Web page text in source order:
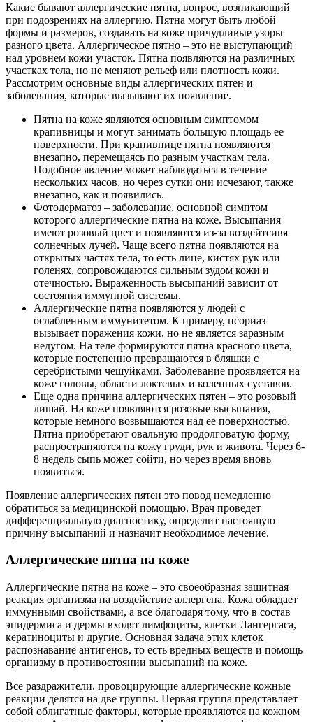
Какие бывают аллергические пятна, вопрос, возникающий
при подозрениях на аллергию. Пятна могут быть любой
формы и размеров, создавать на коже причудливые узоры
разного цвета. Аллергическое пятно – это не выступающий
над уровнем кожи участок. Пятна появляются на различных
участках тела, но не меняют рельеф или плотность кожи.
Рассмотрим основные виды аллергических пятен и
заболевания, которые вызывают их появление.
Пятна на коже являются основным симптомом
крапивницы и могут занимать большую площадь ее
поверхности. При крапивнице пятна появляются
внезапно, перемещаясь по разным участкам тела.
Подобное явление может наблюдаться в течение
нескольких часов, но через сутки они исчезают, также
внезапно, как и появились.
Фотодерматоз – заболевание, основной симптом
которого аллергические пятна на коже. Высыпания
имеют розовый цвет и появляются из-за воздейтсивя
солнечных лучей. Чаще всего пятна появляются на
открытых частях тела, то есть лице, кистях рук или
голенях, сопровождаются сильным зудом кожи и
отечностью. Выраженность высыпаний зависит от
состояния иммунной системы.
Аллергические пятна появляются у людей с
ослабленным иммунитетом. К примеру, псориаз
вызывает поражения кожи, но не является заразным
недугом. На теле формируются пятна красного цвета,
которые постепенно превращаются в бляшки с
серебристыми чешуйками. Заболевание проявляется на
коже головы, области локтевых и коленных суставов.
Еще одна причина аллергических пятен – это розовый
лишай. На коже появляются розовые высыпания,
которые немного возвышаются над ее поверхностью.
Пятна приобретают овальную продолговатую форму,
распространяются на кожу груди, рук и живота. Через 6-
8 недель сыпь может сойти, но через время вновь
появиться.
Появление аллергических пятен это повод немедленно
обратиться за медицинской помощью. Врач проведет
дифференциальную диагностику, определит настоящую
причину высыпаний и назначит необходимое лечение.
Аллергические пятна на коже
Аллергические пятна на коже – это своеобразная защитная
реакция организма на воздействие аллергена. Кожа обладает
иммунными свойствами, а все благодаря тому, что в состав
эпидермиса и дермы входят лимфоциты, клетки Лангергаса,
кератиноциты и другие. Основная задача этих клеток
распознавание антигенов, то есть вредных веществ и помощь
организму в противостоянии высыпаний на коже.
Все раздражители, провоцирующие аллергические кожные
реакции делятся на две группы. Первая группа представляет
собой облигатные факторы, которые проявляются на кожном